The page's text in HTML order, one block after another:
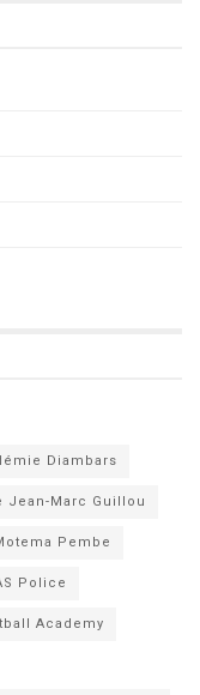
Diambars
Jean-Marc Guillou
Pembe
Police
Academy